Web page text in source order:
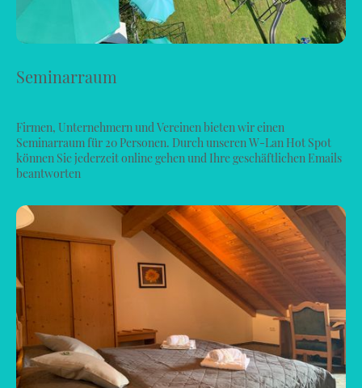
Seminarraum
Firmen, Unternehmern und Vereinen bieten wir einen
Seminarraum für 20 Personen. Durch unseren W-Lan Hot Spot
können Sie jederzeit online gehen und Ihre geschäftlichen Emails
beantworten